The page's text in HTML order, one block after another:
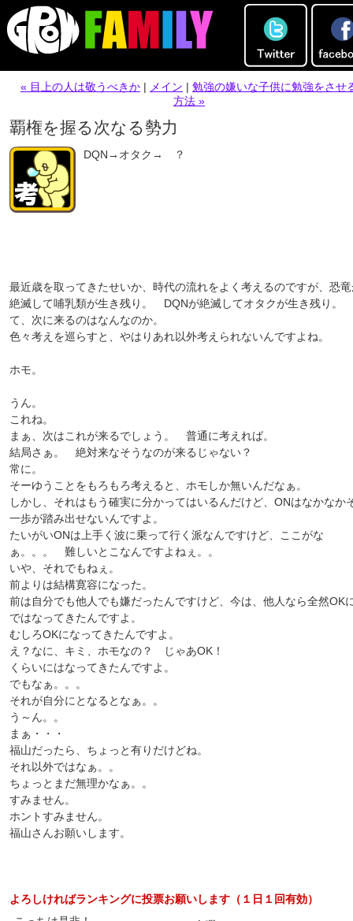
« 目上の人は敬うべきか | メイン | 勉強の嫌いな子供に勉強をさせ
方法 »
覇権を握る次なる勢力
DQN→オタク→ ？
最近歳を取ってきたせいか、時代の流れをよく考えるのですが、恐
絶滅して哺乳類が生き残り。 DQNが絶滅してオタクが生き残り。
て、次に来るのはなんなのか。
色々考えを巡らすと、やはりあれ以外考えられないんですよね。
ホモ。
うん。
これね。
まぁ、次はこれが来るでしょう。 普通に考えれば。
結局さぁ。 絶対来なそうなのが来るじゃない？
常に。
そーゆうことをもろもろ考えると、ホモしか無いんだなぁ。
しかし、それはもう確実に分かってはいるんだけど、ONはなかなか
一歩が踏み出せないんですよ。
たいがいONは上手く波に乗って行く派なんですけど、ここがな
ぁ。。。 難しいとこなんですよねぇ。。
いや、それでもねぇ。
前よりは結構寛容になった。
前は自分でも他人でも嫌だったんですけど、今は、他人なら全然OK
ではなってきたんですよ。
むしろOKになってきたんですよ。
え？なに、キミ、ホモなの？ じゃあOK！
くらいにはなってきたんですよ。
でもなぁ。。。
それが自分にとなるとなぁ。。
う～ん。。
まぁ・・・
福山だったら、ちょっと有りだけどね。
それ以外ではなぁ。。
ちょっとまだ無理かなぁ。。
すみません。
ホントすみません。
福山さんお願いします。
よろしければランキングに投票お願いします（１日１回有効）